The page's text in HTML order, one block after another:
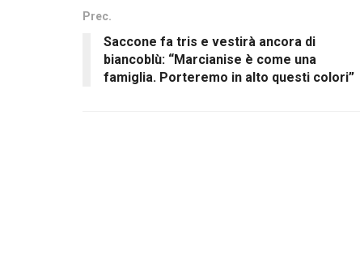
Prec.
Saccone fa tris e vestirà ancora di
biancoblù: “Marcianise è come una
famiglia. Porteremo in alto questi colori”